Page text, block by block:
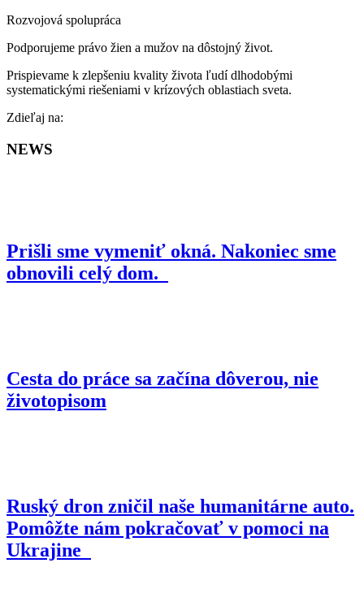
Rozvojová spolupráca
Podporujeme právo žien a mužov na dôstojný život.
Prispievame k zlepšeniu kvality života ľudí dlhodobými
systematickými riešeniami v krízových oblastiach sveta.
Zdieľaj na:
NEWS
Prišli sme vymeniť okná. Nakoniec sme
obnovili celý dom.
Cesta do práce sa začína dôverou, nie
životopisom
Ruský dron zničil naše humanitárne auto.
Pomôžte nám pokračovať v pomoci na
Ukrajine